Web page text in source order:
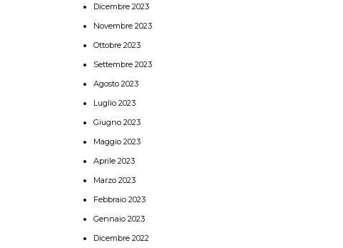
Dicembre 2023
Novembre 2023
Ottobre 2023
Settembre 2023
Agosto 2023
Luglio 2023
Giugno 2023
Maggio 2023
Aprile 2023
Marzo 2023
Febbraio 2023
Gennaio 2023
Dicembre 2022